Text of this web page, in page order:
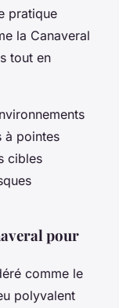
pratique
la Canaveral
tout en
à pointes
cibles
pour
comme le
polyvalent